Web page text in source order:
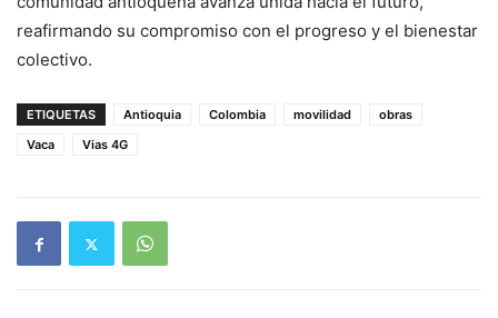
reafirmando su compromiso con el progreso y el bienestar
colectivo.
ETIQUETAS Antioquia Colombia movilidad
obras
Vaca
Vias 4G